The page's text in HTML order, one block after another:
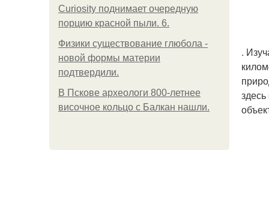
Curiosity поднимает очередную
порцию красной пыли. 6.
Физики существование глюбола -
новой формы материи
подтвердили.
В Пскове археологи 800-летнее
височное кольцо с Балкан нашли.
.